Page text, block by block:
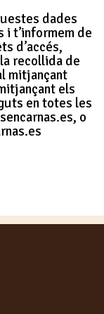
dades
t’informem de
d’accés,
recollida de
mitjançant
els
en totes les
o